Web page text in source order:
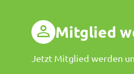
Mitglied
Jetzt Mitglied werden